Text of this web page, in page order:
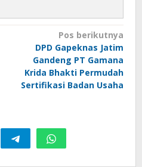
Pos berikutnya
DPD Gapeknas Jatim
Gandeng PT Gamana
Krida Bhakti Permudah
Sertifikasi Badan Usaha